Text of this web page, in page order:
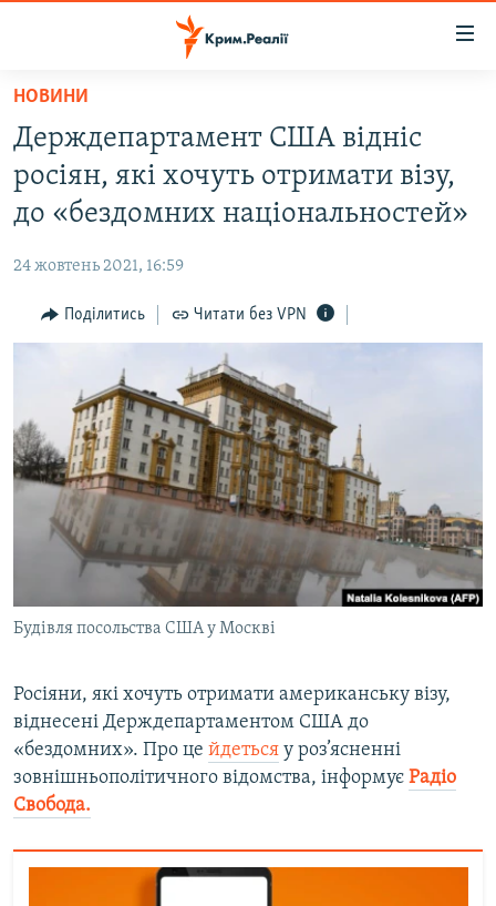
Перейти
основного
матеріалу
Перейти
до
основної
Перейти
до
ВОДА.КРИМ
ВІДЕО ТА ФОТО
БЛОГИ
ПОГЛЯД
ВСЕ ЗА ДЕНЬ
СПЕЦПРОЕКТИ
ДЕПОРТАЦІЯ
ВІДЕОУРОКИ «ELIFBE»
СВІДЧЕННЯ ОКУПАЦІЇ
УКРАЇНСЬКА ПРОБЛЕМА КРИМУ
ІНФОГРАФІКА
ЯК ОБІЙТИ БЛОКУВАННЯ
Русский
Qırımtatar
ДОЛУЧАЙСЯ!
Усі сайти RFE/RL
НОВИНИ
Держдепартамент США відніс
росіян, які хочуть отримати візу,
до «бездомних національностей»
24 жовтень 2021, 16:59
Поділитись Читати без VPN
Будівля посольства США у Москві
Росіяни, які хочуть отримати американську візу,
віднесені Держдепартаментом США до
«бездомних». Про це йдеться у роз’ясненні
зовнішньополітичного відомства, інформує Радіо
Свобода.